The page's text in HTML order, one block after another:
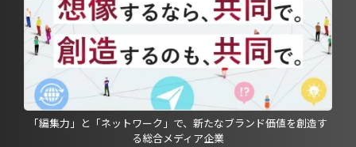
「編集力」と「ネットワーク」で、新たなブランド価値を創造す
る総合メディア企業